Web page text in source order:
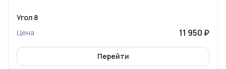
Угол 8
Цена
11 950 ₽
Перейти